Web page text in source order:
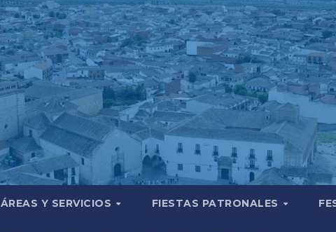
ÁREAS Y SERVICIOS FIESTAS PATRONALES